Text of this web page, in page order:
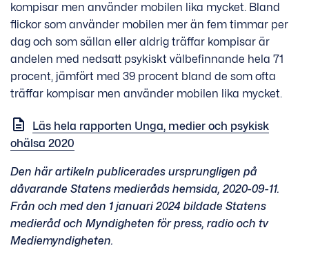
kompisar men använder mobilen lika mycket. Bland
flickor som använder mobilen mer än fem timmar per
dag och som sällan eller aldrig träffar kompisar är
andelen med nedsatt psykiskt välbefinnande hela 71
procent, jämfört med 39 procent bland de som ofta
träffar kompisar men använder mobilen lika mycket.
Läs hela rapporten Unga, medier och psykisk
ohälsa 2020
Den här artikeln publicerades ursprungligen på
dåvarande Statens medieråds hemsida, 2020-09-11.
Från och med den 1 januari 2024 bildade Statens
medieråd och Myndigheten för press, radio och tv
Mediemyndigheten.